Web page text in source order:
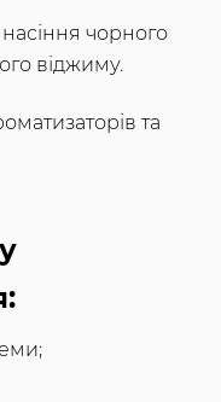
чорного
віджиму.
та